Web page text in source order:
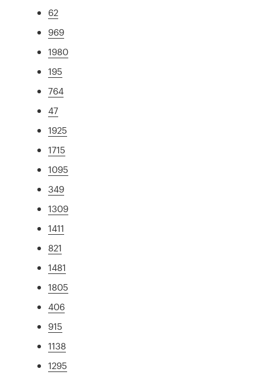
62
969
1980
195
764
47
1925
1715
1095
349
1309
1411
821
1481
1805
406
915
1138
1295